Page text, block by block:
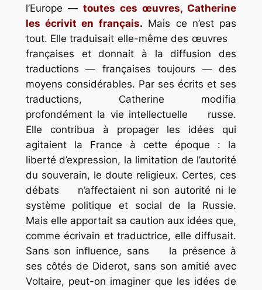
l’Europe — toutes ces œuvres, Catherine
les écrivit en français. Mais ce n’est pas
tout. Elle traduisait elle-même des œuvres
françaises et donnait à la diffusion des
traductions — françaises toujours — des
moyens considérables. Par ses écrits et ses
traductions, Catherine modifia
profondément la vie intellectuelle russe.
Elle contribua à propager les idées qui
agitaient la France à cette époque : la
liberté d’expression, la limitation de l’autorité
du souverain, le doute religieux. Certes, ces
débats n’affectaient ni son autorité ni le
système politique et social de la Russie.
Mais elle apportait sa caution aux idées que,
comme écrivain et traductrice, elle diffusait.
Sans son influence, sans la présence à
ses côtés de Diderot, sans son amitié avec
Voltaire, peut-on imaginer que les idées de